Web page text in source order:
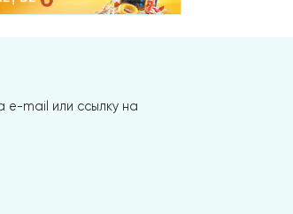
e-mail или ссылку на